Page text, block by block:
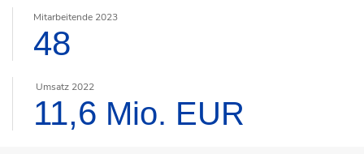
Mitarbeitende 2023
48
Umsatz 2022
11,6 Mio. EUR